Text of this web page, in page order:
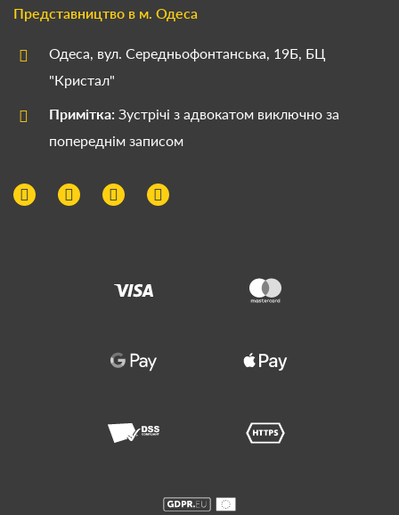
Представництво в м. Одеса
Одеса, вул. Середньофонтанська, 19Б, БЦ
"Кристал"
Примітка: Зустрічі з адвокатом виключно за
попереднім записом